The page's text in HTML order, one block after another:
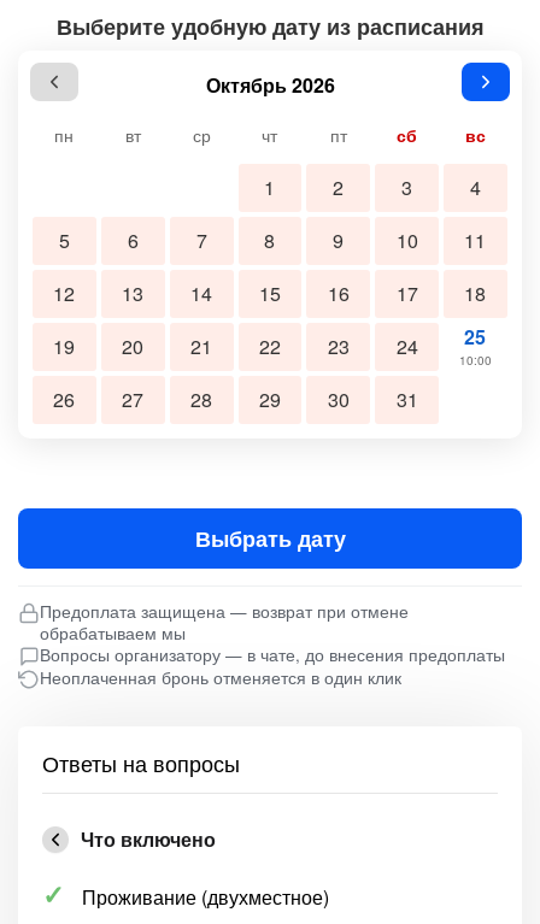
Выберите удобную дату из расписания
Октябрь 2026
пн вт ср чт пт сб вс
1 2 3
4
5
6 7 8 9 10
11
12
13 14 15 16 17
18
19
20 21 22 23 24 25
10:00
26 27 28 29 30 31
Выбрать дату
Предоплата защищена — возврат при отмене
обрабатываем мы
Вопросы организатору — в чате, до внесения предоплаты
Неоплаченная бронь отменяется в один клик
Ответы на вопросы
Что включено
Проживание (двухместное)